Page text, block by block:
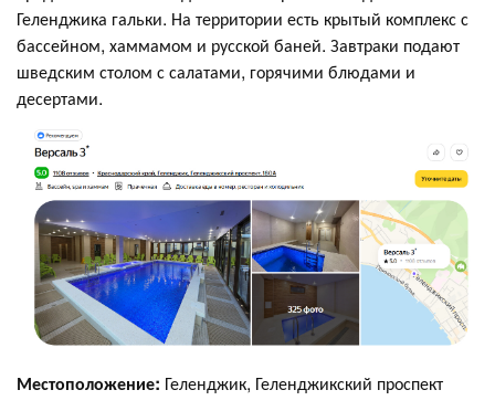
Геленджика гальки. На территории есть крытый комплекс с
бассейном, хаммамом и русской баней. Завтраки подают
шведским столом с салатами, горячими блюдами и
десертами.
Местоположение: Геленджик, Геленджикский проспект